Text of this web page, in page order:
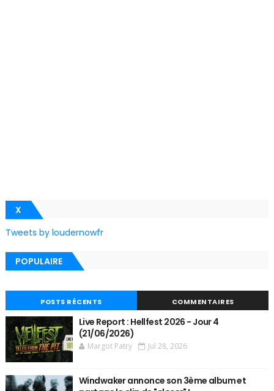
X
Tweets by loudernowfr
POPULAIRE
POSTS RÉCENTS COMMENTAIRES
Live Report : Hellfest 2026 - Jour 4
(21/06/2026)
Margot Patry Jul 28, 2026
Windwaker annonce son 3ème album et